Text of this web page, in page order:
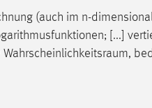
(auch im n-
[...]
Wahrscheinlichkeitsraum,